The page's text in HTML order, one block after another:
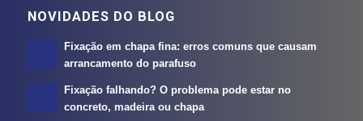
NOVIDADES DO BLOG
Fixação em chapa fina: erros comuns que causam
arrancamento do parafuso
Fixação falhando? O problema pode estar no
concreto, madeira ou chapa